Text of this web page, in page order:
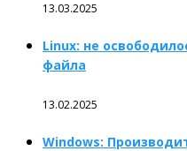
13.03.2025
Linux: не
файла
13.02.2025
Windows: